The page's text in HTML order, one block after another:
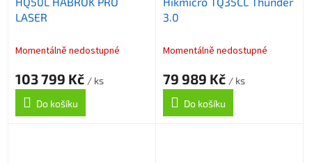
LASER
Momentálně nedostupné
103 799 Kč / ks
Do košíku
3.0
Momentálně nedostupné
79 989 Kč / ks
Do košíku